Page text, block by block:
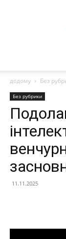
додому Без
Без рубрики
11.11.2025